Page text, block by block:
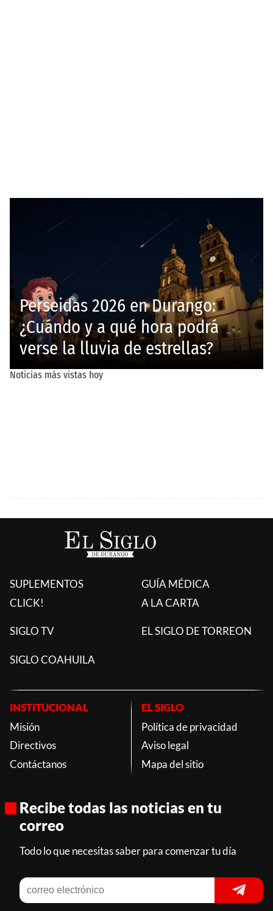
SUPLEMENTOS
CLICK!
GUÍA MÉDICA
A LA CARTA
SIGLO TV EL SIGLO DE TORREON
SIGLO COAHUILA
INSTITUCIONAL
Misión
Directivos
Contáctanos
EL SIGLO
Política de privacidad
Aviso legal
Mapa del sitio
Recibe todas las noticias en tu
correo
Todo lo que necesitas saber para comenzar tu día